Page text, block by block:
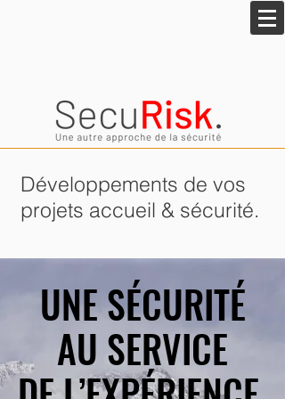
Développements de vos
projets accueil & sécurité.
UNE SÉCURITÉ
AU SERVICE
UNE SÉCURITÉ
AU SERVICE